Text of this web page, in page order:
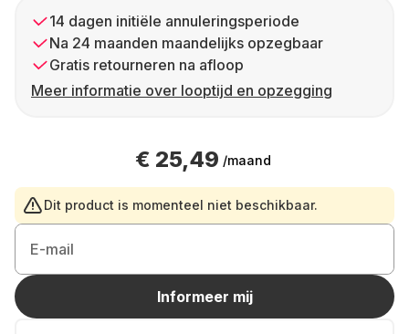
14 dagen initiële annuleringsperiode
Na 24 maanden maandelijks opzegbaar
Gratis retourneren na afloop
Meer informatie over looptijd en opzegging
€ 25,49 /maand
Dit product is momenteel niet beschikbaar.
E-mail
Informeer mij